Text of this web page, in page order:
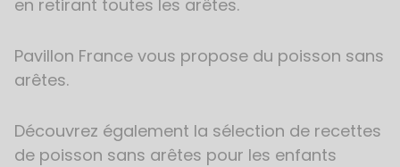
en retirant toutes les arêtes.
Pavillon France vous propose du poisson sans
arêtes.
Découvrez également la sélection de recettes
de poisson sans arêtes pour les enfants